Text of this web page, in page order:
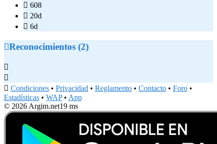
 608
 20d
 6d
Reconocimientos (2)


 Condiciones • Privacidad • Reglamento • Contacto • Foro •
Estadísticas • WAP• App
© 2026 Argim.net19 ms